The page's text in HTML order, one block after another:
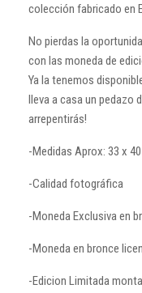
colección fabricado en
No pierdas la
con las moneda de
Ya la tenemos
lleva a casa un pedazo
arrepentirás!
-Medidas Aprox: 33 x
-Calidad fotográfica
-Moneda Exclusiva en
-Moneda en bronce
-Edicion Limitada